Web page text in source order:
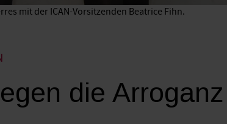
mit der ICAN-Vorsitzenden Beatrice Fihn.
die